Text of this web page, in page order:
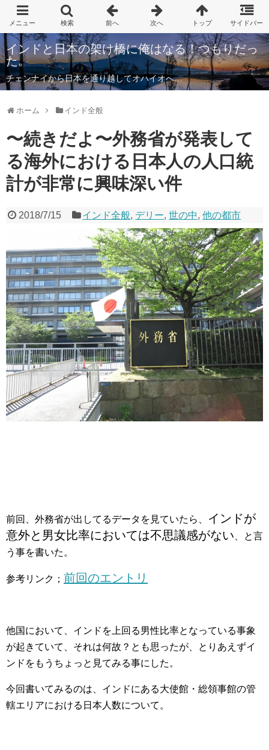
インドと日本の架け橋に俺はなる！つもりだっ
た。
チェンナイから日本を通り越してオハイオへ…
ホーム インド全般
〜続きだよ〜外務省が発表して
る海外における日本人の人口統
計が非常に興味深い件
2018/7/15 インド全般, デリー,世の中,他の都市
前回、外務省が出してるデータを見ていたら、
インドが
意外と男女比率においては不思議感がない 、と言
う事を書いた。
参考リンク； 前回のエントリ
他国において、インドを上回る男性比率となっている事象
が起きていて、それは何故？とも思ったが、とりあえずイ
ンドをもうちょっと見てみる事にした。
今回書いてみるのは、インドにある大使館・総領事館の管
轄エリアにおける日本人数について。